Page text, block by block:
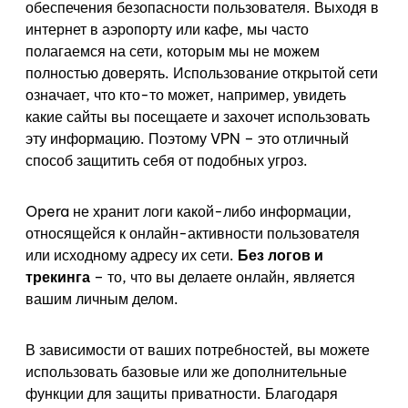
обеспечения безопасности пользователя. Выходя в
интернет в аэропорту или кафе, мы часто
полагаемся на сети, которым мы не можем
полностью доверять. Использование открытой сети
означает, что кто-то может, например, увидеть
какие сайты вы посещаете и захочет использовать
эту информацию. Поэтому VPN – это отличный
способ защитить себя от подобных угроз.
Opera не хранит логи какой-либо информации,
относящейся к онлайн-активности пользователя
или исходному адресу их сети. Без логов и
трекинга – то, что вы делаете онлайн, является
вашим личным делом.
В зависимости от ваших потребностей, вы можете
использовать базовые или же дополнительные
функции для защиты приватности. Благодаря